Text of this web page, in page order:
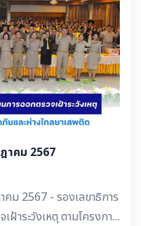
นครเนื่องเขต ห้องเรียน
ไพจิตร) สพป.ฉะเชิงเทรา
มรัฐมนตรีด้านการศึกษา
โฉมการศึกษาในยุค
ะทรวงศึกษาธิการ ▶️ เปิด
งแก้หนี้ครู ▶️ คอนเทนต์ดี
นเขียน โรงเรียนบ้าน
พันธ์ จากเขตพื้นที่ฯ -
โยธวาทิตประกอบจินต
าคม 2567
ม 2567 - รองเลขาธิการ
าระวังเหตุ ตามโครงการ